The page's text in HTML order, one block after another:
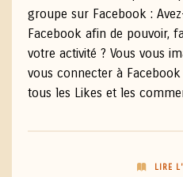
groupe sur Facebook :
Facebook afin de pouvoir,
votre activité ? Vous vous
vous connecter à
tous les Likes et les
LIRE